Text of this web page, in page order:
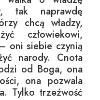
tak naprawdę
chcą władzy,
człowiekowi,
oni siebie czynią
narody. Cnota
od Boga, ona
ona pozwala
Tylko trzeźwość